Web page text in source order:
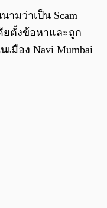
มว่าเป็น Scam
ยตั้งข้อหาและถูก
มือง Navi Mumbai